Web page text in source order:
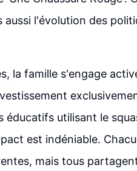
aussi l'évolution des
la famille s'engage
éducatifs utilisant le
est indéniable.
mais tous